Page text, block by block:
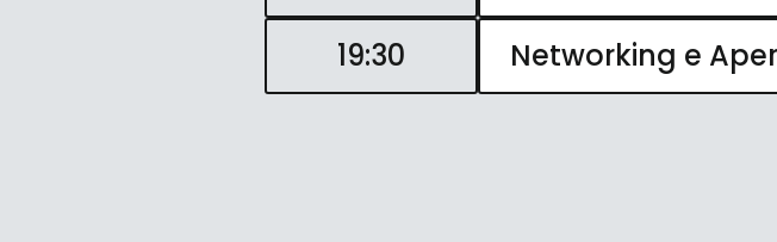
19:30
Networking e